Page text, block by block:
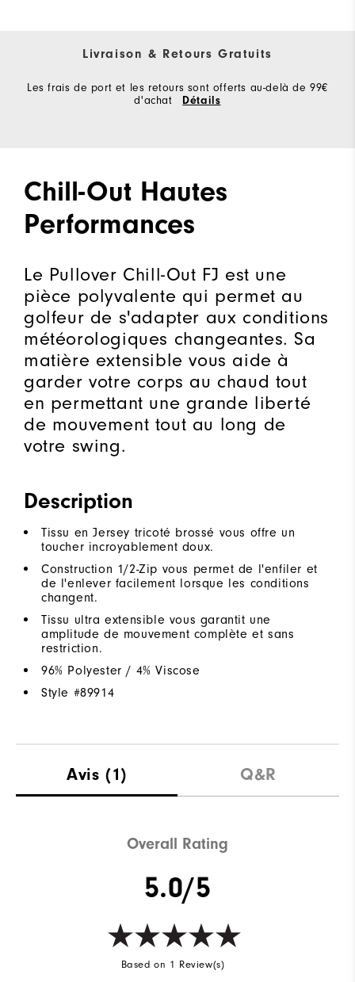
Livraison & Retours Gratuits
Les frais de port et les retours sont offerts au-delà de 99€
d'achat
Détails
Chill-Out Hautes
Performances
Le Pullover Chill-Out FJ est une
pièce polyvalente qui permet au
golfeur de s'adapter aux conditions
météorologiques changeantes. Sa
matière extensible vous aide à
garder votre corps au chaud tout
en permettant une grande liberté
de mouvement tout au long de
votre swing.
Description
Tissu en Jersey tricoté brossé vous offre un
toucher incroyablement doux.
Construction 1/2-Zip vous permet de l'enfiler et
de l'enlever facilement lorsque les conditions
changent.
Tissu ultra extensible vous garantit une
amplitude de mouvement complète et sans
restriction.
96% Polyester / 4% Viscose
Style #89914
Avis (1) Q&R
Overall Rating
5.0/5
Based on 1 Review(s)